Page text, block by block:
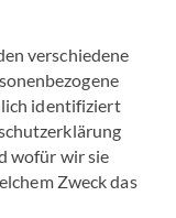
verschiedene
identifiziert
wofür wir sie
Zweck das